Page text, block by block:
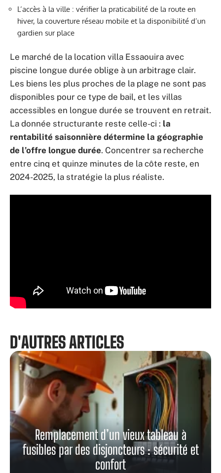
L’accès à la ville : vérifier la praticabilité de la route en
hiver, la couverture réseau mobile et la disponibilité d’un
gardien sur place
Le marché de la location villa Essaouira avec
piscine longue durée oblige à un arbitrage clair.
Les biens les plus proches de la plage ne sont pas
disponibles pour ce type de bail, et les villas
accessibles en longue durée se trouvent en retrait.
La donnée structurante reste celle-ci : la
rentabilité saisonnière détermine la géographie
de l’offre longue durée. Concentrer sa recherche
entre cinq et quinze minutes de la côte reste, en
2024-2025, la stratégie la plus réaliste.
D'AUTRES ARTICLES
Remplacement d’un vieux tableau à
fusibles par des disjoncteurs : sécurité et
confort